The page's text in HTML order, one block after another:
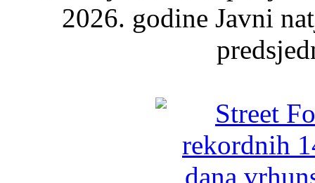
2026. godine Javni